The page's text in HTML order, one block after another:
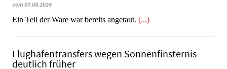
vom 07.08.2026
​​​​​​​Ein Teil der Ware war bereits angetaut. (...)
Flughafentransfers wegen Sonnenfinsternis
deutlich früher